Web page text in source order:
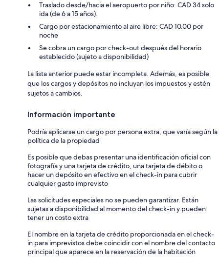
Traslado desde/hacia el aeropuerto por niño: CAD 34 solo
ida (de 6 a 15 años).
Cargo por estacionamiento al aire libre: CAD 10.00 por
noche
Se cobra un cargo por check-out después del horario
establecido (sujeto a disponibilidad)
La lista anterior puede estar incompleta. Además, es posible
que los cargos y depósitos no incluyan los impuestos y estén
sujetos a cambios.
Información importante
Podría aplicarse un cargo por persona extra, que varía según la
política de la propiedad
Es posible que debas presentar una identificación oficial con
fotografía y una tarjeta de crédito, una tarjeta de débito o
hacer un depósito en efectivo en el check-in para cubrir
cualquier gasto imprevisto
Las solicitudes especiales no se pueden garantizar. Están
sujetas a disponibilidad al momento del check-in y pueden
tener un costo extra
El nombre en la tarjeta de crédito proporcionada en el check-
in para imprevistos debe coincidir con el nombre del contacto
principal que aparece en la reservación de la habitación